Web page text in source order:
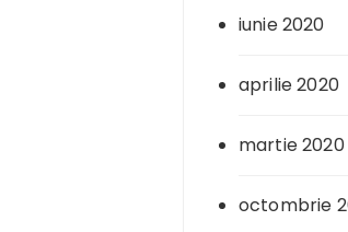
iunie 2020
aprilie 2020
martie 2020
octombrie